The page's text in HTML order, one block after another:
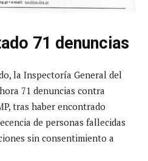
71 denuncias
la Inspectoría General del
71 denuncias contra
tras haber encontrado
de personas fallecidas
sin consentimiento a